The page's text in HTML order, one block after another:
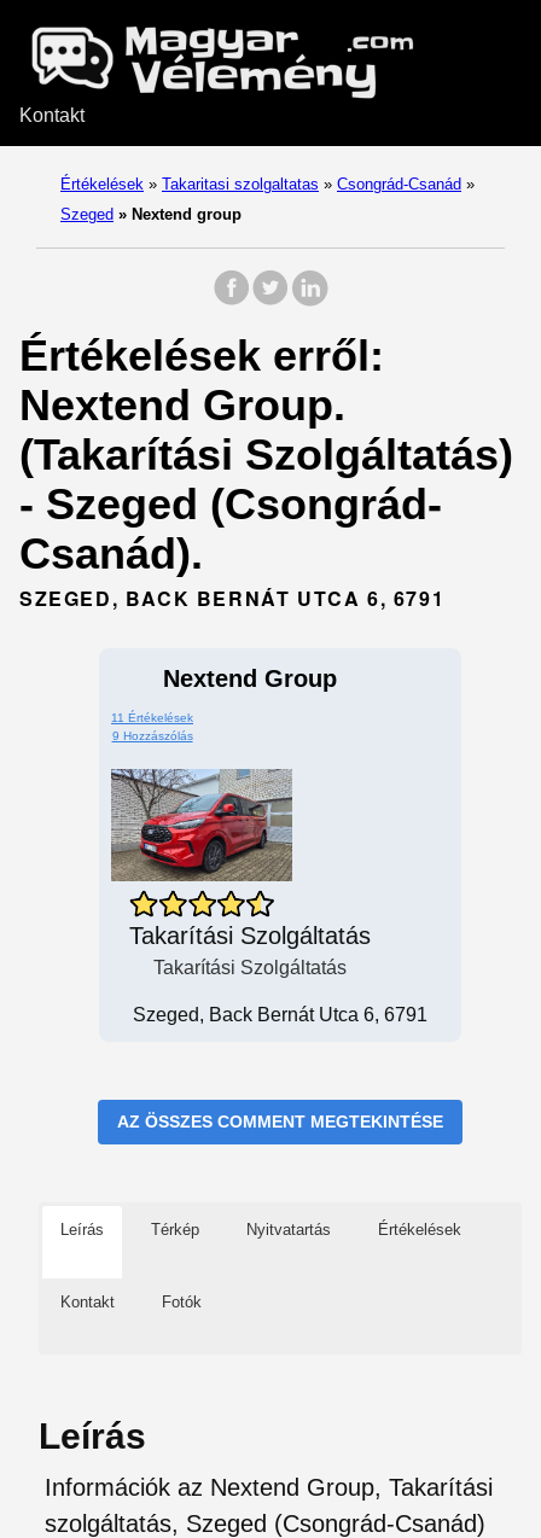
Kontakt
Értékelések » Takaritasi szolgaltatas » Csongrád-Csanád »
Szeged » Nextend group
Értékelések erről:
Nextend Group.
(Takarítási Szolgáltatás)
- Szeged (Csongrád-
Csanád).
SZEGED, BACK BERNÁT UTCA 6, 6791
Nextend Group
11 Értékelések
9 Hozzászólás
Takarítási Szolgáltatás
Takarítási Szolgáltatás
Szeged, Back Bernát Utca 6, 6791
AZ ÖSSZES COMMENT MEGTEKINTÉSE
Leírás Térkép Nyitvatartás Értékelések
Kontakt Fotók
Leírás
Információk az Nextend Group, Takarítási
szolgáltatás, Szeged (Csongrád-Csanád)